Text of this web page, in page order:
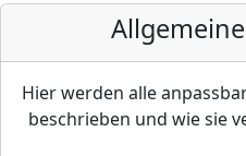
Hier werden alle
beschrieben und wie sie